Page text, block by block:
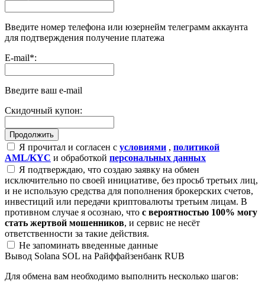
Введите номер телефона или юзернейм телеграмм аккаунта
для подтверждения получение платежа
E-mail*:
Введите ваш e-mail
Скидочный купон:
Я прочитал и согласен с условиями , политикой
AML/KYC и обработкой персональных данных
Я подтверждаю, что создаю заявку на обмен
исключительно по своей инициативе, без просьб третьих лиц,
и не использую средства для пополнения брокерских счетов,
инвестиций или передачи криптовалюты третьим лицам. В
противном случае я осознаю, что с вероятностью 100% могу
стать жертвой мошенников, и сервис не несёт
ответственности за такие действия.
Не запоминать введенные данные
Вывод Solana SOL на Райффайзенбанк RUB
Для обмена вам необходимо выполнить несколько шагов: